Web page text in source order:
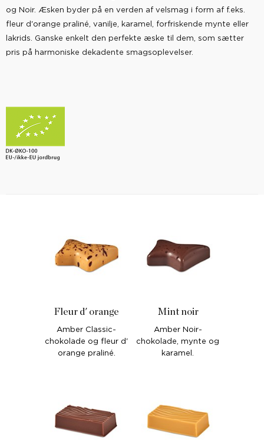
og Noir. Æsken byder på en verden af velsmag i form af f.eks.
fleur d'orange praliné, vanilje, karamel, forfriskende mynte eller
lakrids. Ganske enkelt den perfekte æske til dem, som sætter
pris på harmoniske dekadente smagsoplevelser.
Fleur d' orange
Amber Classic-
chokolade og fleur d'
orange praliné.
Mint noir
Amber Noir-
chokolade, mynte og
karamel.